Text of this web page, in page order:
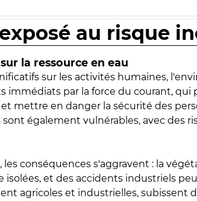
au risque
la ressource en eau
sur les activités humaines,
immédiats par la force du courant, qui
mettre en danger la sécurité des
également vulnérables, avec des
conséquences s'aggravent : la
et des accidents industriels
agricoles et industrielles, subissent